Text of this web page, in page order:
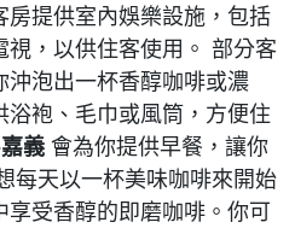
提供室內娛樂設施，包括
，以供住客使用。 部分客
泡出一杯香醇咖啡或濃
袍、毛巾或風筒，方便住
義會為你提供早餐，讓你
每天以一杯美味咖啡來開始
受香醇的即磨咖啡。你可